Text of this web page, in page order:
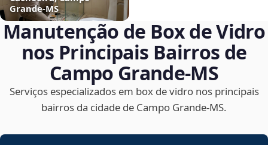
Grande‑MS
Manutenção de Box de Vidro
nos Principais Bairros de
Campo Grande‑MS
Serviços especializados em box de vidro nos principais
bairros da cidade de Campo Grande‑MS.